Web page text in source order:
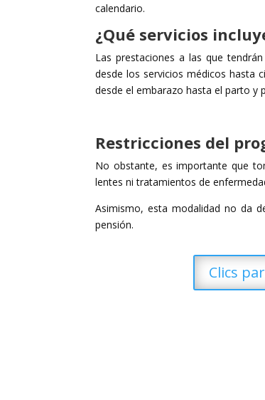
calendario.
¿Qué servicios
Las prestaciones a las que
desde los servicios médicos hasta
desde el embarazo hasta el parto y
Restricciones del
No obstante, es importante que
lentes ni tratamientos de
Asimismo, esta modalidad no da
pensión.
Clics